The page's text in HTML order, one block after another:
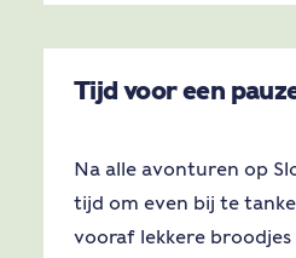
Tijd voor een
Na alle avonturen op
tijd om even bij te
vooraf lekkere broodjes